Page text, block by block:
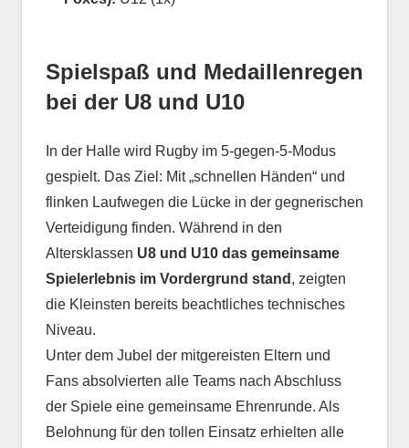
Spielspaß und Medaillenregen
bei der U8 und U10
In der Halle wird Rugby im 5-gegen-5-Modus
gespielt. Das Ziel: Mit „schnellen Händen“ und
flinken Laufwegen die Lücke in der gegnerischen
Verteidigung finden. Während in den
Altersklassen U8 und U10 das gemeinsame
Spielerlebnis im Vordergrund stand , zeigten
die Kleinsten bereits beachtliches technisches
Niveau.
Unter dem Jubel der mitgereisten Eltern und
Fans absolvierten alle Teams nach Abschluss
der Spiele eine gemeinsame Ehrenrunde. Als
Belohnung für den tollen Einsatz erhielten alle